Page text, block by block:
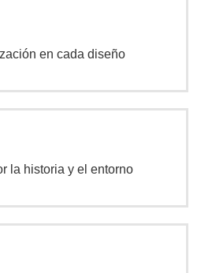
en cada diseño
la historia y el entorno